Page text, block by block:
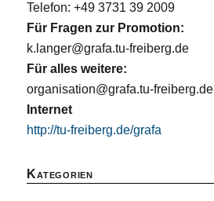
Telefon: +49 3731 39 2009
Für Fragen zur Promotion:
k.langer@grafa.tu-freiberg.de
Für alles weitere:
organisation@grafa.tu-freiberg.de
Internet
http://tu-freiberg.de/grafa
Kategorien